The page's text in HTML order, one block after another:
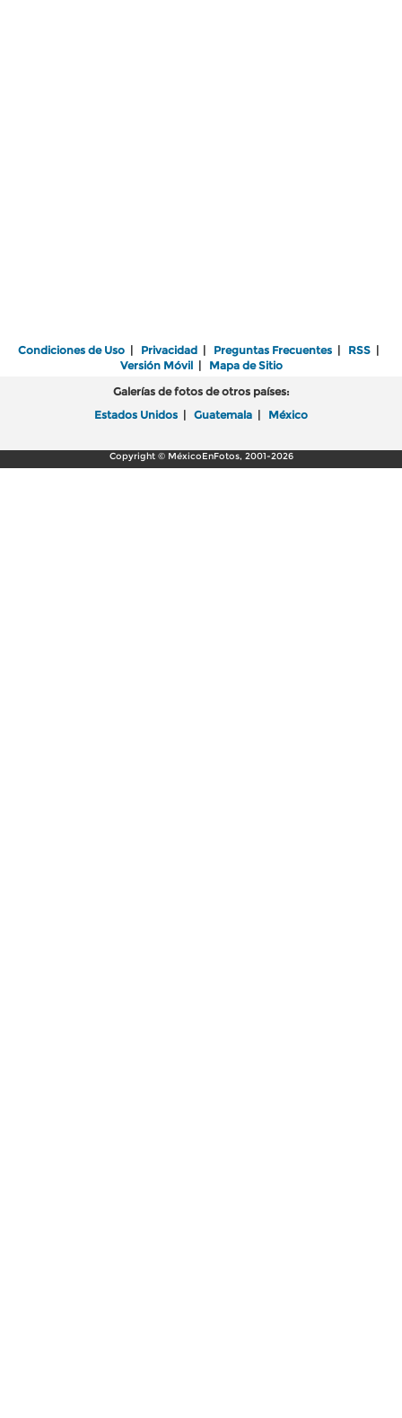
Condiciones de Uso | Privacidad | Preguntas Frecuentes | RSS |
Versión Móvil| Mapa de Sitio
Galerías de fotos de otros países:
Estados Unidos | Guatemala | México
Copyright © MéxicoEnFotos, 2001-2026